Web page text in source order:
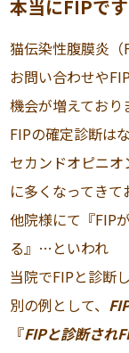
本当にFIPで
猫伝染性腹膜炎
お問い合わせや
機会が増えており
FIPの確定診断は
セカンドオピニ
に多くなってきて
他院様にて『FIP
る』…といわれ
当院でFIPと診断
別の例として、
『FIPと診断され